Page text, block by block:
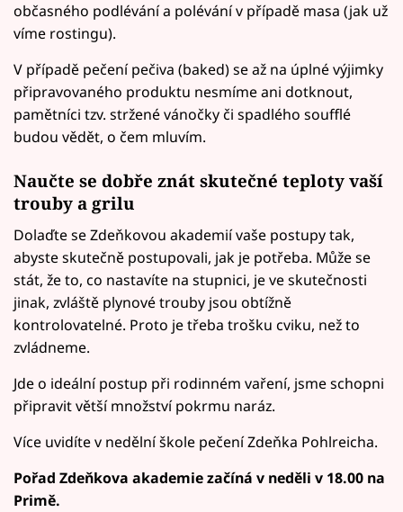
občasného podlévání a polévání v případě masa (jak už
víme rostingu).
V případě pečení pečiva (baked) se až na úplné výjimky
připravovaného produktu nesmíme ani dotknout,
pamětníci tzv. stržené vánočky či spadlého soufflé
budou vědět, o čem mluvím.
Naučte se dobře znát skutečné teploty vaší
trouby a grilu
Dolaďte se Zdeňkovou akademií vaše postupy tak,
abyste skutečně postupovali, jak je potřeba. Může se
stát, že to, co nastavíte na stupnici, je ve skutečnosti
jinak, zvláště plynové trouby jsou obtížně
kontrolovatelné. Proto je třeba trošku cviku, než to
zvládneme.
Jde o ideální postup při rodinném vaření, jsme schopni
připravit větší množství pokrmu naráz.
Více uvidíte v nedělní škole pečení Zdeňka Pohlreicha.
Pořad Zdeňkova akademie začíná v neděli v 18.00 na
Primě.